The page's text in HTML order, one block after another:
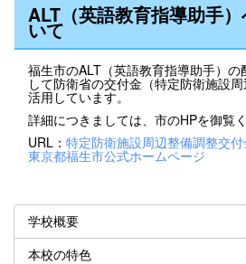
ALT（英語教育指導助手
いて
福生市のALT（英語教育指導助手）の
して防衛省の交付金（特定防衛施設
活用しています。
詳細につきましては、市のHPを御覧
URL： 特定防衛施設周辺整備調整交付
東京都福生市公式ホームページ
学校概要
本校の特色